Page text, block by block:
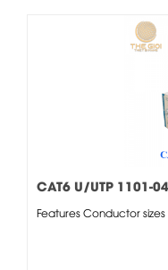
CAT6 U/UTP 1101-
Features Conductor